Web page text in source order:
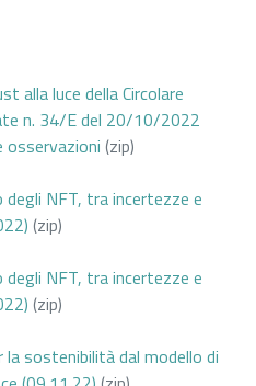
alla luce della Circolare
n. 34/E del 20/10/2022
osservazioni (zip)
degli NFT, tra incertezze e
(zip)
degli NFT, tra incertezze e
(zip)
la sostenibilità dal modello di